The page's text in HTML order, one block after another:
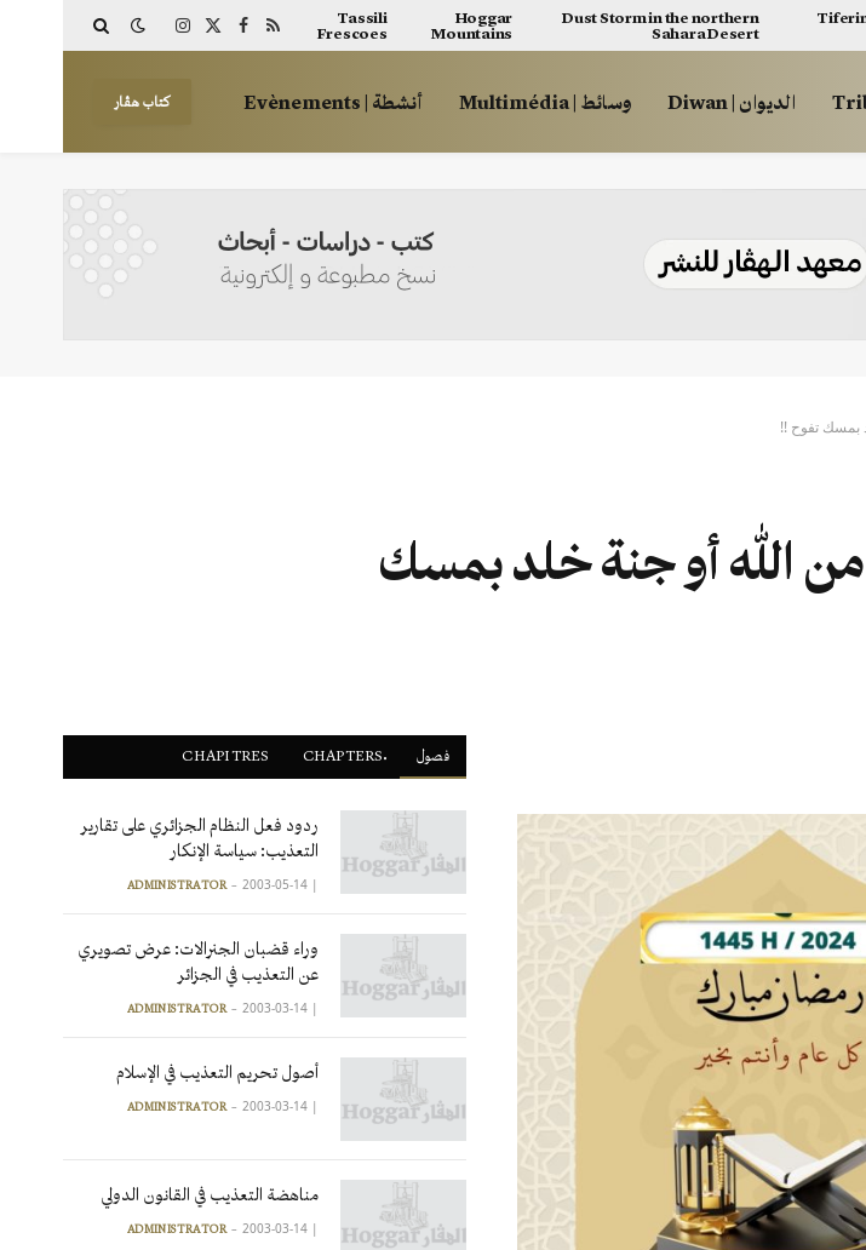
Dust Storm in the northern
Sahara Desert
Hoggar
Mountains
Tassili
Frescoes
RSS
Facebook
X
Instagram
الديوان | Diwan وسائط | Multimédia أنشطة | Evènements كتاب هڤار
بمسك تفوح !!
الله أو جنة خلد بمسك
فصول CHAPITRES
ردود فعل النظام الجزائري على تقارير
التعذيب: سياسة الإنكار
|
ADMINISTRATOR 2003-05-14
وراء قضبان الجنرالات: عرض تصويري
عن التعذيب في الجزائر
|
ADMINISTRATOR 2003-03-14
أصول تحريم التعذيب في الإسلام
|
ADMINISTRATOR 2003-03-14
مناهضة التعذيب في القانون الدولي
|
ADMINISTRATOR 2003-03-14